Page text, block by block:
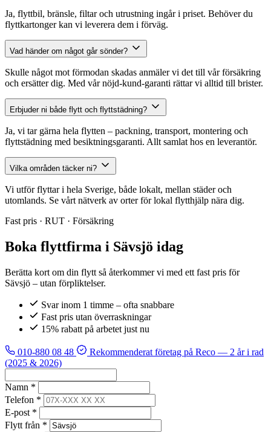
Ja, flyttbil, bränsle, filtar och utrustning ingår i priset. Behöver du
flyttkartonger kan vi leverera dem i förväg.
Vad händer om något går sönder?
Skulle något mot förmodan skadas anmäler vi det till vår försäkring
och ersätter dig. Med vår nöjd-kund-garanti rättar vi alltid till brister.
Erbjuder ni både flytt och flyttstädning?
Ja, vi tar gärna hela flytten – packning, transport, montering och
flyttstädning med besiktningsgaranti. Allt samlat hos en leverantör.
Vilka områden täcker ni?
Vi utför flyttar i hela Sverige, både lokalt, mellan städer och
utomlands. Se vårt nätverk av orter för lokal flytthjälp nära dig.
Fast pris · RUT · Försäkring
Boka flyttfirma i Sävsjö idag
Berätta kort om din flytt så återkommer vi med ett fast pris för
Sävsjö – utan förpliktelser.
Svar inom 1 timme – ofta snabbare
Fast pris utan överraskningar
15% rabatt på arbetet just nu
010-880 08 48 Rekommenderat företag på Reco — 2 år i rad
(2025 & 2026)
Namn *
Telefon *
E-post *
Flytt från *